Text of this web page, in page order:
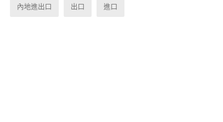
內地進出口 出口 進口